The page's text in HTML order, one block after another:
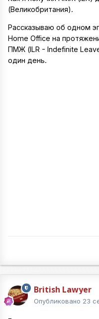
(Великобритания).
Рассказываю об одном
Home Office на
ПМЖ (ILR - Indefinite
один день.
British Lawyer
Опубликовано 23